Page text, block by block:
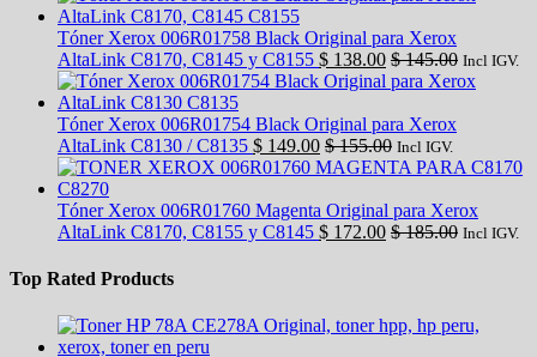
Tóner Xerox 006R01758 Black Original para Xerox
AltaLink C8170, C8145 y C8155 $ 138.00 $145.00 Incl IGV.
Tóner Xerox 006R01754 Black Original para Xerox
AltaLink C8130 / C8135 $ 149.00 $155.00 Incl IGV.
Tóner Xerox 006R01760 Magenta Original para Xerox
AltaLink C8170, C8155 y C8145 $ 172.00 $185.00 Incl IGV.
Top Rated Products